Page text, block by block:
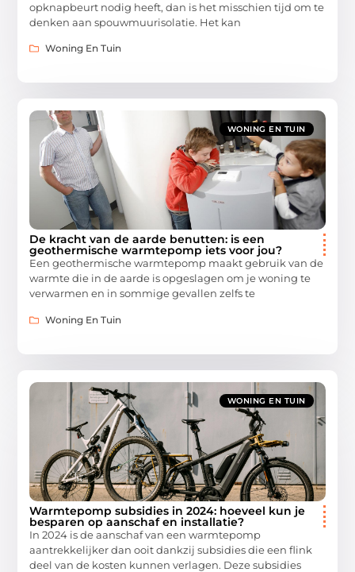
opknapbeurt nodig heeft, dan is het misschien tijd om te
denken aan spouwmuurisolatie. Het kan
Woning En Tuin
WONING EN TUIN
De kracht van de aarde benutten: is een
geothermische warmtepomp iets voor jou?
Een geothermische warmtepomp maakt gebruik van de
warmte die in de aarde is opgeslagen om je woning te
verwarmen en in sommige gevallen zelfs te
Woning En Tuin
WONING EN TUIN
Warmtepomp subsidies in 2024: hoeveel kun je
besparen op aanschaf en installatie?
In 2024 is de aanschaf van een warmtepomp
aantrekkelijker dan ooit dankzij subsidies die een flink
deel van de kosten kunnen verlagen. Deze subsidies